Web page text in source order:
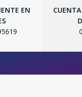
EN